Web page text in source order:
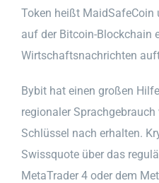
Token heißt MaidSafeCoin
auf der Bitcoin-Blockchain
Wirtschaftsnachrichten
Bybit hat einen großen
regionaler
Schlüssel nach erhalten.
Swissquote über das
MetaTrader 4 oder dem